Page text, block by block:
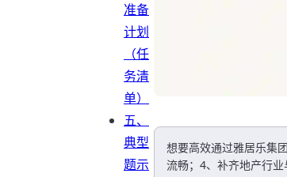
准备
计划
（任
务清
单）
五、
典型
题示
想要高效通过雅居乐集
流畅；4、补齐地产行